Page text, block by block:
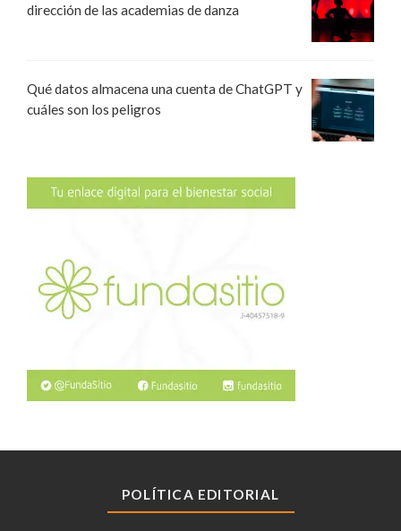
dirección de las academias de danza
Qué datos almacena una cuenta de ChatGPT y
cuáles son los peligros
POLÍTICA EDITORIAL